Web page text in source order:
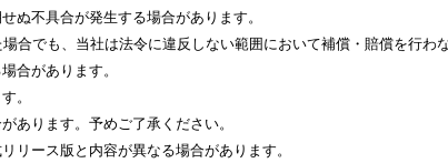
ぬ不具合が発生する場合があります。
合でも、当社は法令に違反しない範囲において補償・賠償を行
合があります。
。
あります。予めご了承ください。
リース版と内容が異なる場合があります。